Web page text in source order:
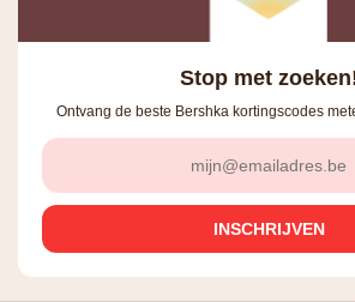
Stop met
Ontvang de beste Bershka kortingscodes